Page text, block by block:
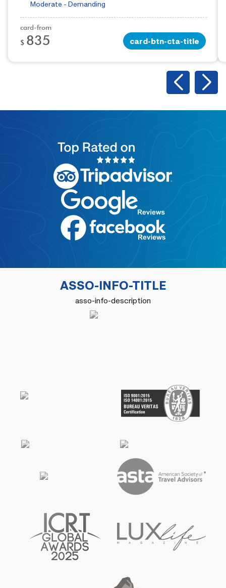
Moderate - Demanding
card-from
$ 835 card-btn-cta-title
ASSO-INFO-TITLE
asso-info-description